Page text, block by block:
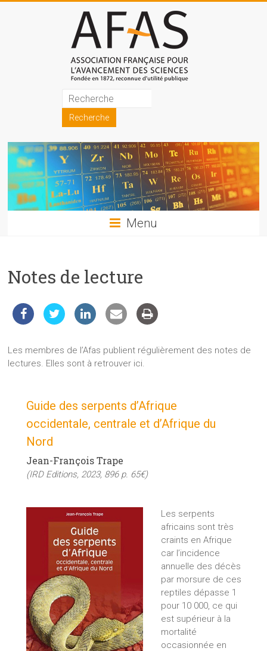
Association
française
pour
l'avancement
des
sciences
les
et
les
auprès
du
Menu
Notes de lecture
Les membres de l’Afas publient régulièrement des notes de
lectures. Elles sont à retrouver ici.
Guide des serpents d’Afrique
occidentale, centrale et d’Afrique du
Nord
Jean-François Trape
(IRD Editions, 2023, 896 p. 65€)
Les serpents
africains sont très
craints en Afrique
car l’incidence
annuelle des décès
par morsure de ces
reptiles dépasse 1
pour 10 000, ce qui
est supérieur à la
mortalité
occasionnée en